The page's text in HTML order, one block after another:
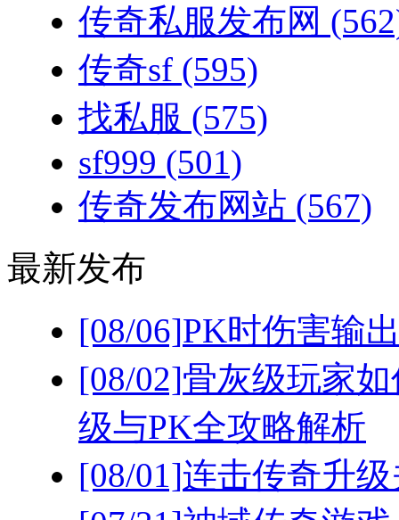
传奇私服发布网
传奇sf (595)
找私服 (575)
sf999 (501)
传奇发布网站 (567)
最新发布
[08/06]PK时伤害输
[08/02]骨灰级玩家
级与PK全攻略解析
[08/01]连击传奇升